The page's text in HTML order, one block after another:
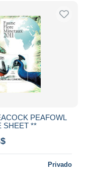
PEAFOWL
SHEET **
Privado